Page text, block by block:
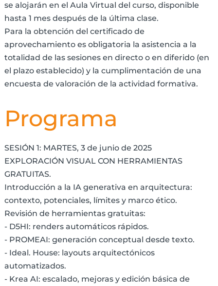
se alojarán en el Aula Virtual del curso, disponible
hasta 1 mes después de la última clase.
Para la obtención del certificado de
aprovechamiento es obligatoria la asistencia a la
totalidad de las sesiones en directo o en diferido (en
el plazo establecido) y la cumplimentación de una
encuesta de valoración de la actividad formativa.
Programa
SESIÓN 1: MARTES, 3 de junio de 2025
EXPLORACIÓN VISUAL CON HERRAMIENTAS
GRATUITAS.
Introducción a la IA generativa en arquitectura:
contexto, potenciales, límites y marco ético.
Revisión de herramientas gratuitas:
- D5HI: renders automáticos rápidos.
- PROMEAI: generación conceptual desde texto.
- Ideal. House: layouts arquitectónicos
automatizados.
- Krea AI: escalado, mejoras y edición básica de